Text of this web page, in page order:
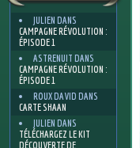
JULIEN DANS
CAMPAGNE RÉVOLUTION :
ÉPISODE 1
ASTRENUIT DANS
CAMPAGNE RÉVOLUTION :
ÉPISODE 1
ROUX DAVID DANS
CARTE SHAAN
JULIEN DANS
TÉLÉCHARGEZ LE KIT
DÉCOUVERTE DE